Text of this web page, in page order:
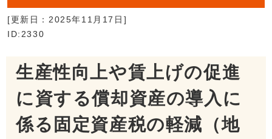
[更新日： 2025年11月17日 ]
ID:2330
生産性向上や賃上げの促進
に資する償却資産の導入に
係る固定資産税の軽減（地